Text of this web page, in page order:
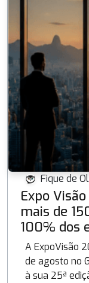
Fique de
Expo
mais de
100% dos
A ExpoVisão
de agosto no
à sua 25ª